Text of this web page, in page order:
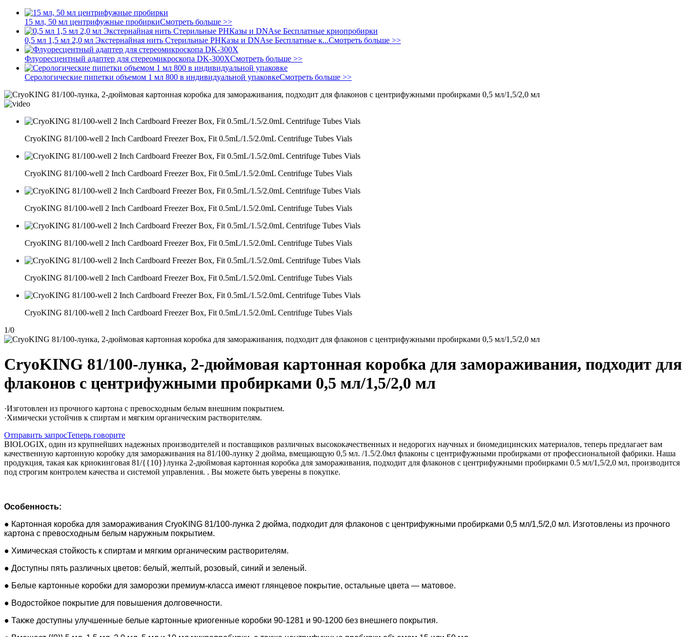
15 мл, 50 мл центрифужные пробиркиСмотреть больше >>
0,5 мл 1,5 мл 2,0 мл Экстернайная нить Стерильные РНКазы и DNAse Бесплатные к...Смотреть больше >>
Флуоресцентный адаптер для стереомикроскопа DK-300XСмотреть больше >>
Серологические пипетки объемом 1 мл 800 в индивидуальной упаковкеСмотреть больше >>
CryoKING 81/100-well 2 Inch Cardboard Freezer Box, Fit 0.5mL/1.5/2.0mL Centrifuge Tubes Vials
CryoKING 81/100-well 2 Inch Cardboard Freezer Box, Fit 0.5mL/1.5/2.0mL Centrifuge Tubes Vials
CryoKING 81/100-well 2 Inch Cardboard Freezer Box, Fit 0.5mL/1.5/2.0mL Centrifuge Tubes Vials
CryoKING 81/100-well 2 Inch Cardboard Freezer Box, Fit 0.5mL/1.5/2.0mL Centrifuge Tubes Vials
CryoKING 81/100-well 2 Inch Cardboard Freezer Box, Fit 0.5mL/1.5/2.0mL Centrifuge Tubes Vials
CryoKING 81/100-well 2 Inch Cardboard Freezer Box, Fit 0.5mL/1.5/2.0mL Centrifuge Tubes Vials
1/0
CryoKING 81/100-лунка, 2-дюймовая картонная коробка для замораживания, подходит для
флаконов с центрифужными пробирками 0,5 мл/1,5/2,0 мл
·Изготовлен из прочного картона с превосходным белым внешним покрытием.
·Химически устойчив к спиртам и мягким органическим растворителям.
Отправить запросТеперь говорите
BIOLOGIX, один из крупнейших надежных производителей и поставщиков различных высококачественных и недорогих научных и биомедицинских материалов, теперь предлагает вам
качественную картонную коробку для замораживания на 81/100-лунку 2 дюйма, вмещающую 0,5 мл. /1.5/2.0мл флаконы с центрифужными пробирками от профессиональной фабрики. Наша
продукция, такая как криокинговая 81/{{10}}лунка 2-дюймовая картонная коробка для замораживания, подходит для флаконов с центрифужными пробирками 0.5 мл/1,5/2,0 мл, производится
под строгим контролем качества и системой управления. . Вы можете быть уверены в покупке.
Особенность:
● Картонная коробка для замораживания CryoKING 81/100-лунка 2 дюйма, подходит для флаконов с центрифужными пробирками 0,5 мл/1,5/2,0 мл. Изготовлены из прочного
картона с превосходным белым наружным покрытием.
● Химическая стойкость к спиртам и мягким органическим растворителям.
● Доступны пять различных цветов: белый, желтый, розовый, синий и зеленый.
● Белые картонные коробки для заморозки премиум-класса имеют глянцевое покрытие, остальные цвета — матовое.
● Водостойкое покрытие для повышения долговечности.
● Также доступны улучшенные белые картонные криогенные коробки 90-1281 и 90-1200 без внешнего покрытия.